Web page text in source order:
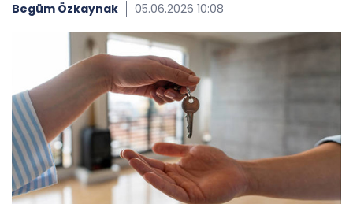
Begüm Özkaynak 05.06.2026 10:08